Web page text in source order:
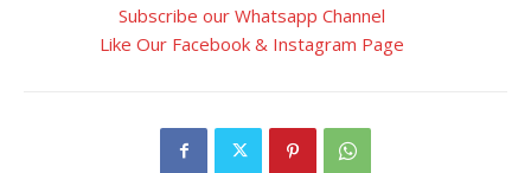
Subscribe our Whatsapp Channel
Like Our Facebook & Instagram Page